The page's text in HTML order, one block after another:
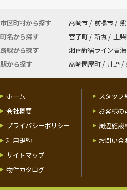
市区町村から探す 高崎市 / 前橋市 /
町名から探す
宮子町 / 新堀 / 上
路線から探す
湘南新宿ライン高海
駅から探す
高崎問屋町 / 井野 /
ホーム
会社概要
プライバシーポリシー
利用規約
サイトマップ
物件カタログ
スタッフ
お客様の
周辺施設
お問い合